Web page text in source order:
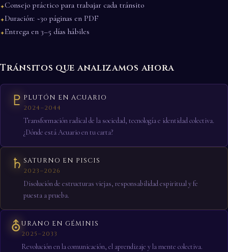
✦Consejo práctico para trabajar cada tránsito
✦Duración: ~30 páginas en PDF
✦Entrega en 3–5 días hábiles
Tránsitos que analizamos ahora
♇ PLUTÓN EN ACUARIO
2024–2044
Transformación radical de la sociedad, tecnología e identidad colectiva.
¿Dónde está Acuario en tu carta?
♄ SATURNO EN PISCIS
2023–2026
Disolución de estructuras viejas, responsabilidad espiritual y fe
puesta a prueba.
⛢URANO EN GÉMINIS
2025–2033
Revolución en la comunicación, el aprendizaje y la mente colectiva.